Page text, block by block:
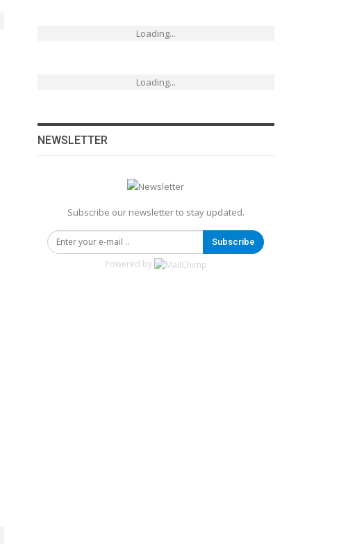
Loading...
Loading...
NEWSLETTER
Subscribe our newsletter to stay updated.
Subscribe
Powered by